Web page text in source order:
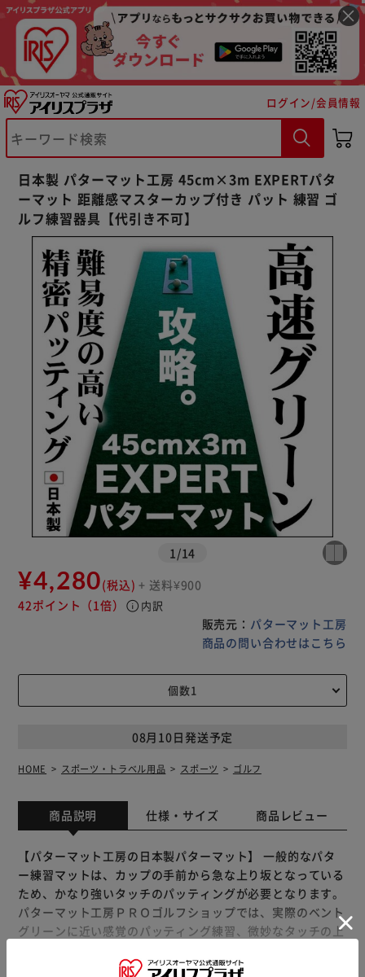
ログイン/会員情報
日本製 パターマット工房 45cm×3m EXPERTパタ
ーマット 距離感マスターカップ付き パット 練習 ゴ
ルフ練習器具【代引き不可】
1 /14
¥4,280(税込) + 送料¥900
42ポイント （1倍） info 内訳
販売元： パターマット工房
商品の問い合わせはこちら
08月10日発送予定
HOME スポーツ・トラベル用品 スポーツ ゴルフ
商品説明 仕様・サイズ 商品レビュー
【パターマット工房の日本製パターマット】 一般的なパタ
ー練習マットは、カップの手前から急な上り坂となっている
ため、かなり強いタッチのパッティングが必要となります。
パターマット工房ＰＲＯゴルフショップでは、実際のベント
グリーンに近い感覚のパッティング練習、微妙なタッチの上
す。 マット材料は品質の高い日本製素材100％。僅かなタッ
※ご確認ください